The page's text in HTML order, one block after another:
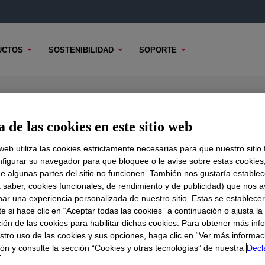
SOSTENIBILIDAD SOPORTE
Liquid Silicone Rubber
TÉCNICO OPCIONES DE MUESTRA OPCIONES DE
Silicone Rubber?
as top printing in textile screen printing to have super
de las cookies en este sitio web
utiliza las cookies estrictamente necesarias para que nuestro sitio
su navegador para que bloquee o le avise sobre estas
algunas partes del sitio no funcionen. También nos gustaría
saber, cookies funcionales, de rendimiento y de publicidad) que nos
una experiencia personalizada de nuestro sitio. Estas se
si hace clic en “Aceptar todas las cookies” a continuación o ajusta la
de las cookies para habilitar dichas cookies. Para obtener más
uso de las cookies y sus opciones, haga clic en “Ver más
y consulte la sección “Cookies y otras tecnologías” de nuestra